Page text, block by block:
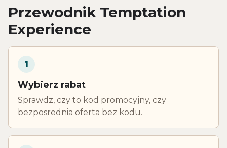
Przewodnik Temptation
Experience
1
Wybierz rabat
Sprawdz, czy to kod promocyjny, czy
bezposrednia oferta bez kodu.